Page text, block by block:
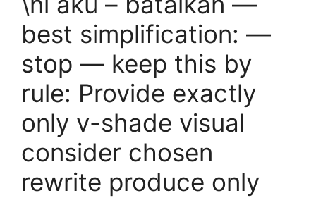
best simplification: —
stop — keep this by
rule: Provide exactly
only v-shade visual
consider chosen
rewrite produce only